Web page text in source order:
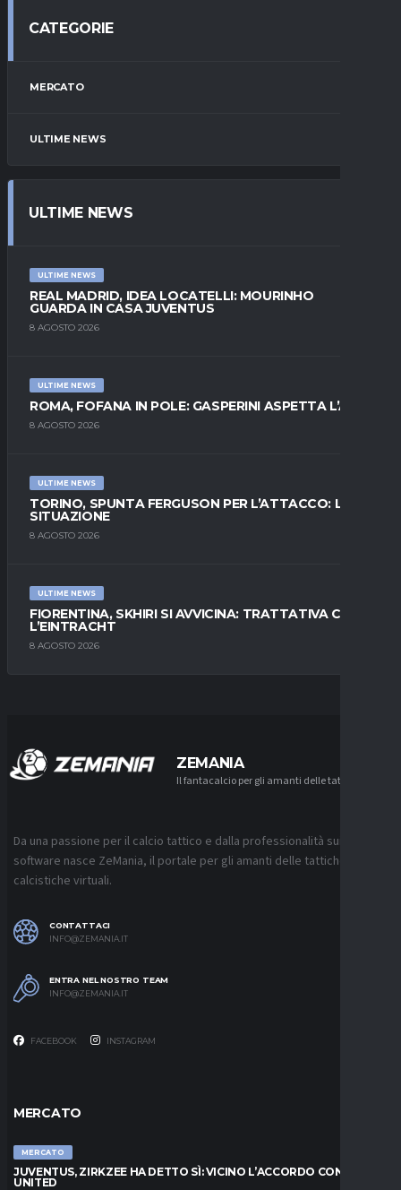
CATEGORIE
MERCATO
ULTIME NEWS
ULTIME NEWS
ULTIME NEWS
REAL MADRID, IDEA LOCATELLI: MOURINHO
GUARDA IN CASA JUVENTUS
8 AGOSTO 2026
ULTIME NEWS
ROMA, FOFANA IN POLE: GASPERINI ASPETTA L’ALA
8 AGOSTO 2026
ULTIME NEWS
TORINO, SPUNTA FERGUSON PER L’ATTACCO: LA
SITUAZIONE
8 AGOSTO 2026
ULTIME NEWS
FIORENTINA, SKHIRI SI AVVICINA: TRATTATIVA CON
L’EINTRACHT
8 AGOSTO 2026
ZEMANIA
Il fantacalcio per gli amanti delle tattiche
Da una passione per il calcio tattico e dalla professionalità sui
software nasce ZeMania, il portale per gli amanti delle tattiche
calcistiche virtuali.
CONTATTACI
INFO@ZEMANIA.IT
ENTRA NEL NOSTRO TEAM
INFO@ZEMANIA.IT
FACEBOOK INSTAGRAM
MERCATO
MERCATO
JUVENTUS, ZIRKZEE HA DETTO SÌ: VICINO L’ACCORDO CON LO
UNITED